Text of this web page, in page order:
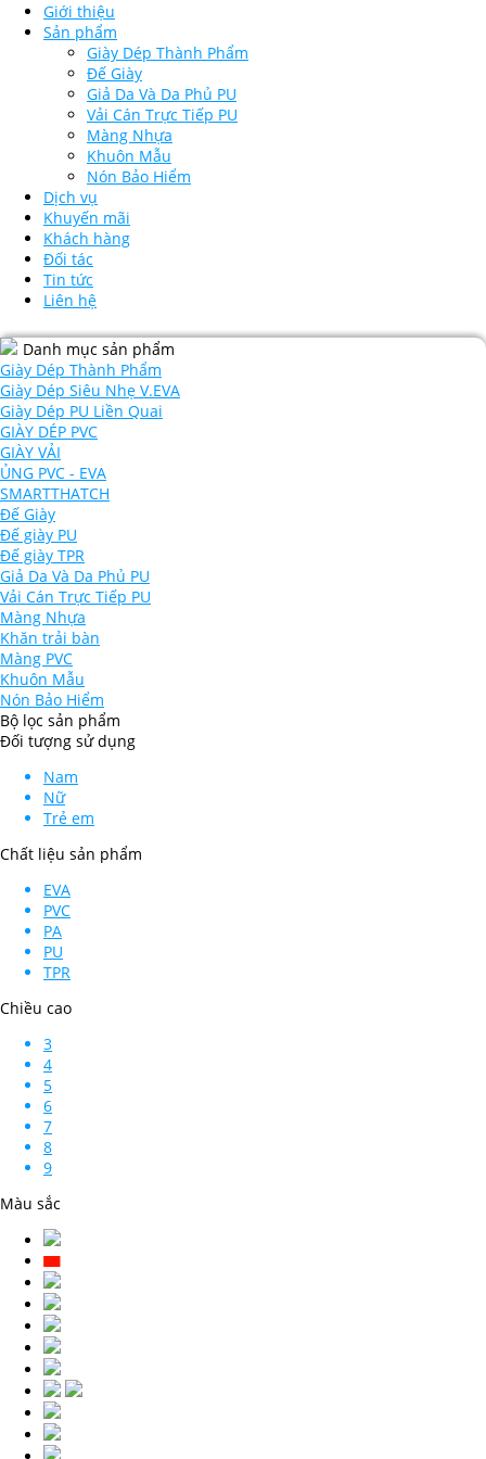
Giới thiệu
Sản phẩm
Giày Dép Thành Phẩm
Đế Giày
Giả Da Và Da Phủ PU
Vải Cán Trực Tiếp PU
Màng Nhựa
Khuôn Mẫu
Nón Bảo Hiểm
Dịch vụ
Khuyến mãi
Khách hàng
Đối tác
Tin tức
Liên hệ
Danh mục sản phẩm
Giày Dép Thành Phẩm
Giày Dép Siêu Nhẹ V.EVA
Giày Dép PU Liền Quai
GIÀY DÉP PVC
GIÀY VẢI
ỦNG PVC - EVA
SMARTTHATCH
Đế Giày
Đế giày PU
Đế giày TPR
Giả Da Và Da Phủ PU
Vải Cán Trực Tiếp PU
Màng Nhựa
Khăn trải bàn
Màng PVC
Khuôn Mẫu
Nón Bảo Hiểm
Bộ lọc sản phẩm
Đối tượng sử dụng
Nam
Nữ
Trẻ em
Chất liệu sản phẩm
EVA
PVC
PA
PU
TPR
Chiều cao
3
4
5
6
7
8
9
Màu sắc